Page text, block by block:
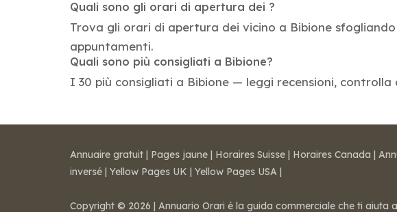
Quali sono gli orari di apertura dei ?
Trova gli orari di apertura dei vicino a Bibione
appuntamenti.
Quali sono più consigliati a Bibione?
I 30 più consigliati a Bibione — leggi recensioni,
Annuaire gratuit | Pages jaune | Horaires Suisse | Horaires Canada |
inversé | Yellow Pages UK | Yellow Pages USA |
Copyright © 2026 | Annuario Orari è la guida commerciale che ti